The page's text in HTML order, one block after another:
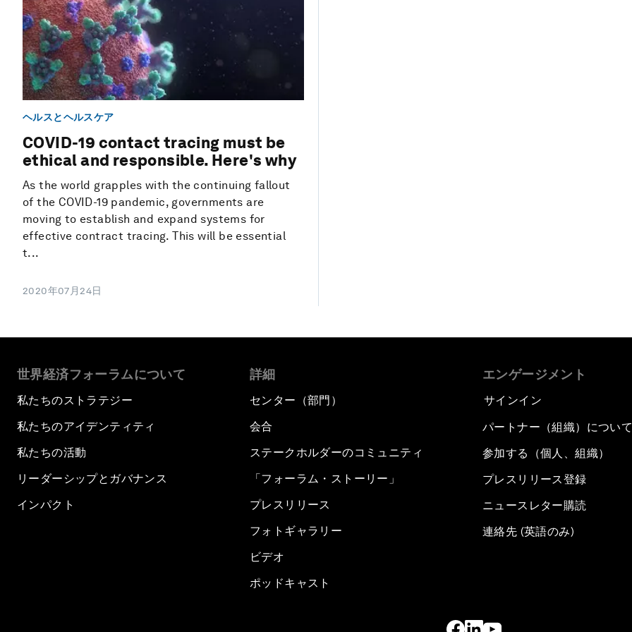
ヘルスとヘルスケア
COVID-19 contact tracing must be
ethical and responsible. Here's why
As the world grapples with the continuing fallout
of the COVID-19 pandemic, governments are
moving to establish and expand systems for
effective contract tracing. This will be essential
t...
2020年07月24日
世界経済フォーラムについて
私たちのストラテジー
私たちのアイデンティティ
私たちの活動
リーダーシップとガバナンス
インパクト
詳細
センター（部門）
会合
ステークホルダーのコミュニティ
「フォーラム・ストーリー」
プレスリリース
フォトギャラリー
ビデオ
ポッドキャスト
エンゲージメント
サインイン
パートナー（組織）について
参加する（個人、組織）
プレスリリース登録
ニュースレター購読
連絡先 (英語のみ)